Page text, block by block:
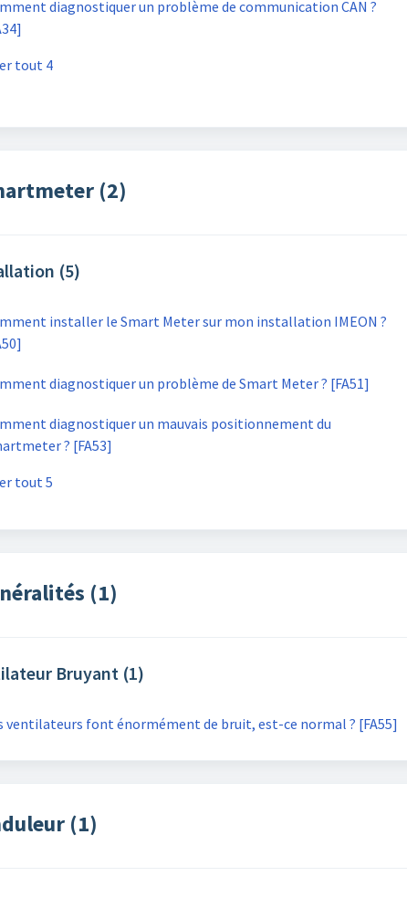
diagnostiquer un problème de communication CAN ?
tout 4
(2)
(5)
installer le Smart Meter sur mon installation IMEON ?
diagnostiquer un problème de Smart Meter ? [FA51]
diagnostiquer un mauvais positionnement du
? [FA53]
tout 5
(1)
Bruyant (1)
ventilateurs font énormément de bruit, est-ce normal ? [FA55]
(1)